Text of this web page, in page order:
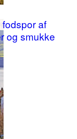
af
og smukke